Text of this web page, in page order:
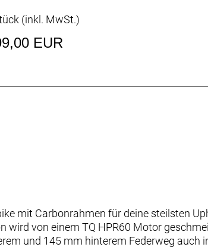
(inkl. MwSt.)
EUR
mit Carbonrahmen für deine steilsten
wird von einem TQ HPR60 Motor
und 145 mm hinterem Federweg auch